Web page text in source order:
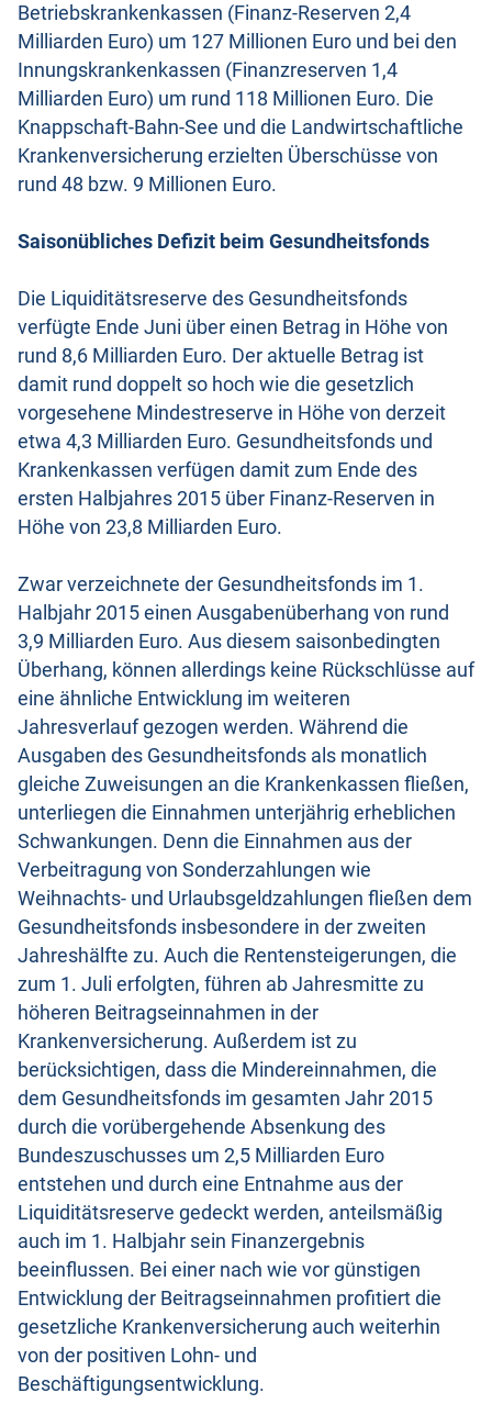
Betriebskrankenkassen (Finanz-Reserven 2,4
Milliarden Euro) um 127 Millionen Euro und bei den
Innungskrankenkassen (Finanzreserven 1,4
Milliarden Euro) um rund 118 Millionen Euro. Die
Knappschaft-Bahn-See und die Landwirtschaftliche
Krankenversicherung erzielten Überschüsse von
rund 48 bzw. 9 Millionen Euro.
Saisonübliches Defizit beim Gesundheitsfonds
Die Liquiditätsreserve des Gesundheitsfonds
verfügte Ende Juni über einen Betrag in Höhe von
rund 8,6 Milliarden Euro. Der aktuelle Betrag ist
damit rund doppelt so hoch wie die gesetzlich
vorgesehene Mindestreserve in Höhe von derzeit
etwa 4,3 Milliarden Euro. Gesundheitsfonds und
Krankenkassen verfügen damit zum Ende des
ersten Halbjahres 2015 über Finanz-Reserven in
Höhe von 23,8 Milliarden Euro.
Zwar verzeichnete der Gesundheitsfonds im 1.
Halbjahr 2015 einen Ausgabenüberhang von rund
3,9 Milliarden Euro. Aus diesem saisonbedingten
Überhang, können allerdings keine Rückschlüsse auf
eine ähnliche Entwicklung im weiteren
Jahresverlauf gezogen werden. Während die
Ausgaben des Gesundheitsfonds als monatlich
gleiche Zuweisungen an die Krankenkassen fließen,
unterliegen die Einnahmen unterjährig erheblichen
Schwankungen. Denn die Einnahmen aus der
Verbeitragung von Sonderzahlungen wie
Weihnachts- und Urlaubsgeldzahlungen fließen dem
Gesundheitsfonds insbesondere in der zweiten
Jahreshälfte zu. Auch die Rentensteigerungen, die
zum 1. Juli erfolgten, führen ab Jahresmitte zu
höheren Beitragseinnahmen in der
Krankenversicherung. Außerdem ist zu
berücksichtigen, dass die Mindereinnahmen, die
dem Gesundheitsfonds im gesamten Jahr 2015
durch die vorübergehende Absenkung des
Bundeszuschusses um 2,5 Milliarden Euro
entstehen und durch eine Entnahme aus der
Liquiditätsreserve gedeckt werden, anteilsmäßig
auch im 1. Halbjahr sein Finanzergebnis
beeinflussen. Bei einer nach wie vor günstigen
Entwicklung der Beitragseinnahmen profitiert die
gesetzliche Krankenversicherung auch weiterhin
von der positiven Lohn- und
Beschäftigungsentwicklung.